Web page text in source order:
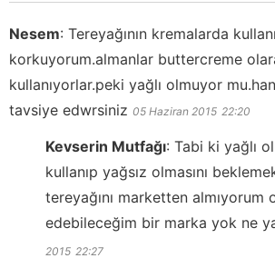
Nesem: Tereyağının kremalarda
korkuyorum.almanlar buttercreme
kullanıyorlar.peki yağlı olmuyor
tavsiye edwrsiniz 05 Haziran 2015 22:20
Kevserin Mutfağı: Tabi ki yağlı
kullanıp yağsız olmasını
tereyağını marketten
edebileceğim bir marka yok ne
2015 22:27